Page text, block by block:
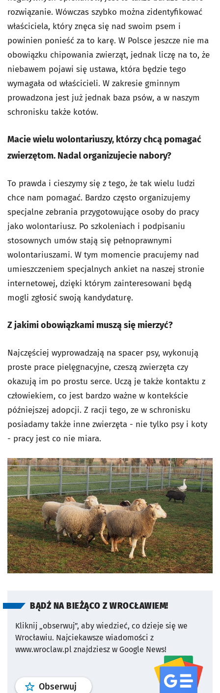
rozwiązanie. Wówczas szybko można zidentyfikować
właściciela, który znęca się nad swoim psem i
powinien ponieść za to karę. W Polsce jeszcze nie ma
obowiązku chipowania zwierząt, jednak liczę na to, że
niebawem pojawi się ustawa, która będzie tego
wymagała od właścicieli. W zakresie gminnym
prowadzona jest już jednak baza psów, a w naszym
schronisku także kotów.
Macie wielu wolontariuszy, którzy chcą pomagać
zwierzętom. Nadal organizujecie nabory?
To prawda i cieszymy się z tego, że tak wielu ludzi
chce nam pomagać. Bardzo często organizujemy
specjalne zebrania przygotowujące osoby do pracy
jako wolontariusz. Po szkoleniach i podpisaniu
stosownych umów stają się pełnoprawnymi
wolontariuszami. W tym momencie pracujemy nad
umieszczeniem specjalnych ankiet na naszej stronie
internetowej, dzięki którym zainteresowani będą
mogli zgłosić swoją kandydaturę.
Z jakimi obowiązkami muszą się mierzyć?
Najczęściej wyprowadzają na spacer psy, wykonują
proste prace pielęgnacyjne, czeszą zwierzęta czy
okazują im po prostu serce. Uczą je także kontaktu z
człowiekiem, co jest bardzo ważne w kontekście
późniejszej adopcji. Z racji tego, ze w schronisku
posiadamy także inne zwierzęta - nie tylko psy i koty
- pracy jest co nie miara.
BĄDŹ NA BIEŻĄCO Z WROCŁAWIEM!
Kliknij „obserwuj”, aby wiedzieć, co dzieje się we
Wrocławiu. Najciekawsze wiadomości z
www.wroclaw.pl znajdziesz w Google News!
Obserwuj profil serwisu